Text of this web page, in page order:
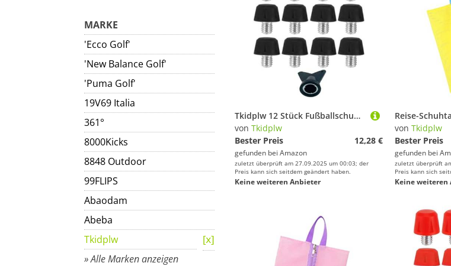
MARKE
'Ecco Golf'
'New Balance Golf'
'Puma Golf'
19V69 Italia
361°
8000Kicks
8848 Outdoor
99FLIPS
Abaodam
Abeba
Tkidplw
» Alle Marken anzeigen
Tkidplw 12 Stück Fußballschuh-Stollen, Fußball-Spikes, 6 mm Gewinde, Stollen, Schraubstollen, langlebige Spikes
von Tkidplw
Bester Preis
12,28 €
gefunden bei Amazon
zuletzt überprüft am 27.09.2025 um 00:03; der
Preis kann sich seitdem geändert haben.
Keine weiteren Anbieter
von Tkidplw
Bester Preis
gefunden bei
zuletzt überprüft
Preis kann sich
Keine weiteren